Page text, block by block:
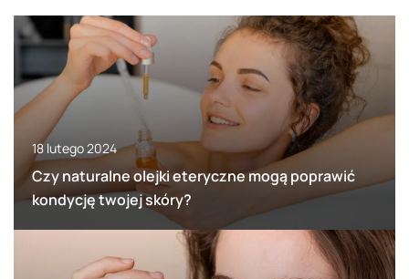
18 lutego 2024
Czy naturalne olejki eteryczne mogą poprawić
kondycję twojej skóry?